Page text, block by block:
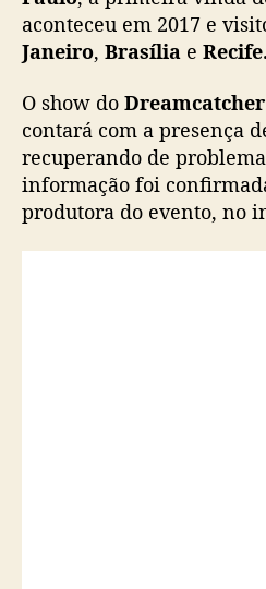
aconteceu em 2017 e
Janeiro, Brasília e Recife.
O show do Dreamcatcher
contará com a presença
recuperando de
informação foi
produtora do evento, no